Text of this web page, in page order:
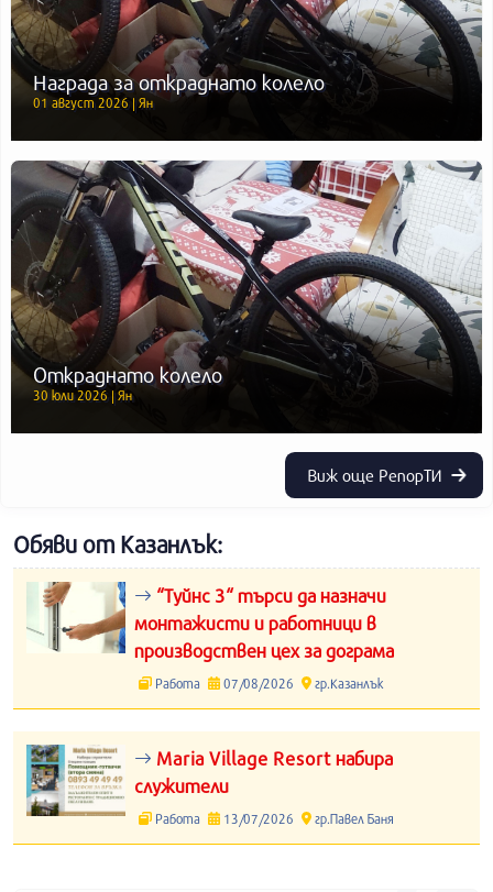
Награда за откраднато колело
01 август 2026 | Ян
Откраднато колело
30 юли 2026 | Ян
Виж още РепорТИ
Обяви от Казанлък:
“Туйнс 3“ търси да назначи
монтажисти и работници в
производствен цех за дограма
Работа 07/08/2026 гр.Казанлък
Maria Village Resort набира
служители
Работа 13/07/2026 гр.Павел Баня